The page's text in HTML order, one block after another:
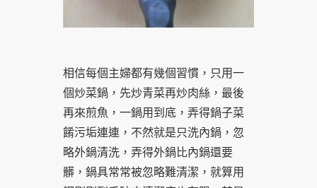
相信每個主婦都有幾個習慣，只用一
個炒菜鍋，先炒青菜再炒肉絲，最後
再來煎魚，一鍋用到底，弄得鍋子菜
餚污垢連連，不然就是只洗內鍋，忽
略外鍋清洗，弄得外鍋比內鍋還要
髒，鍋具常常被忽略難清潔，就算用